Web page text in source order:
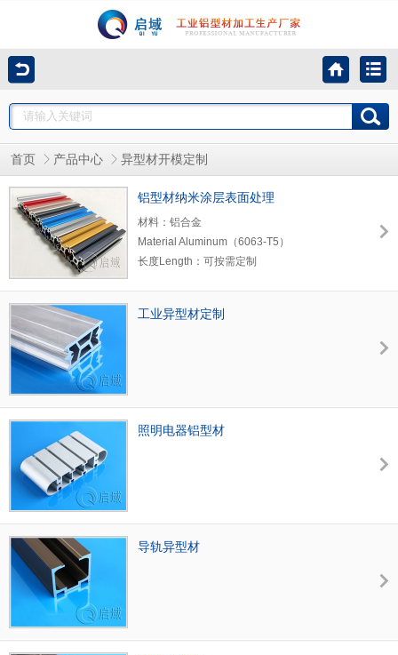
首页 产品中心 异型材开模定制
铝型材纳米涂层表面处理
材料：铝合金
Material Aluminum（6063-T5）
长度Length：可按需定制
颜色种类:绀青紫，工具黄，海波碧蓝，黑哑
工业异型材定制
照明电器铝型材
导轨异型材